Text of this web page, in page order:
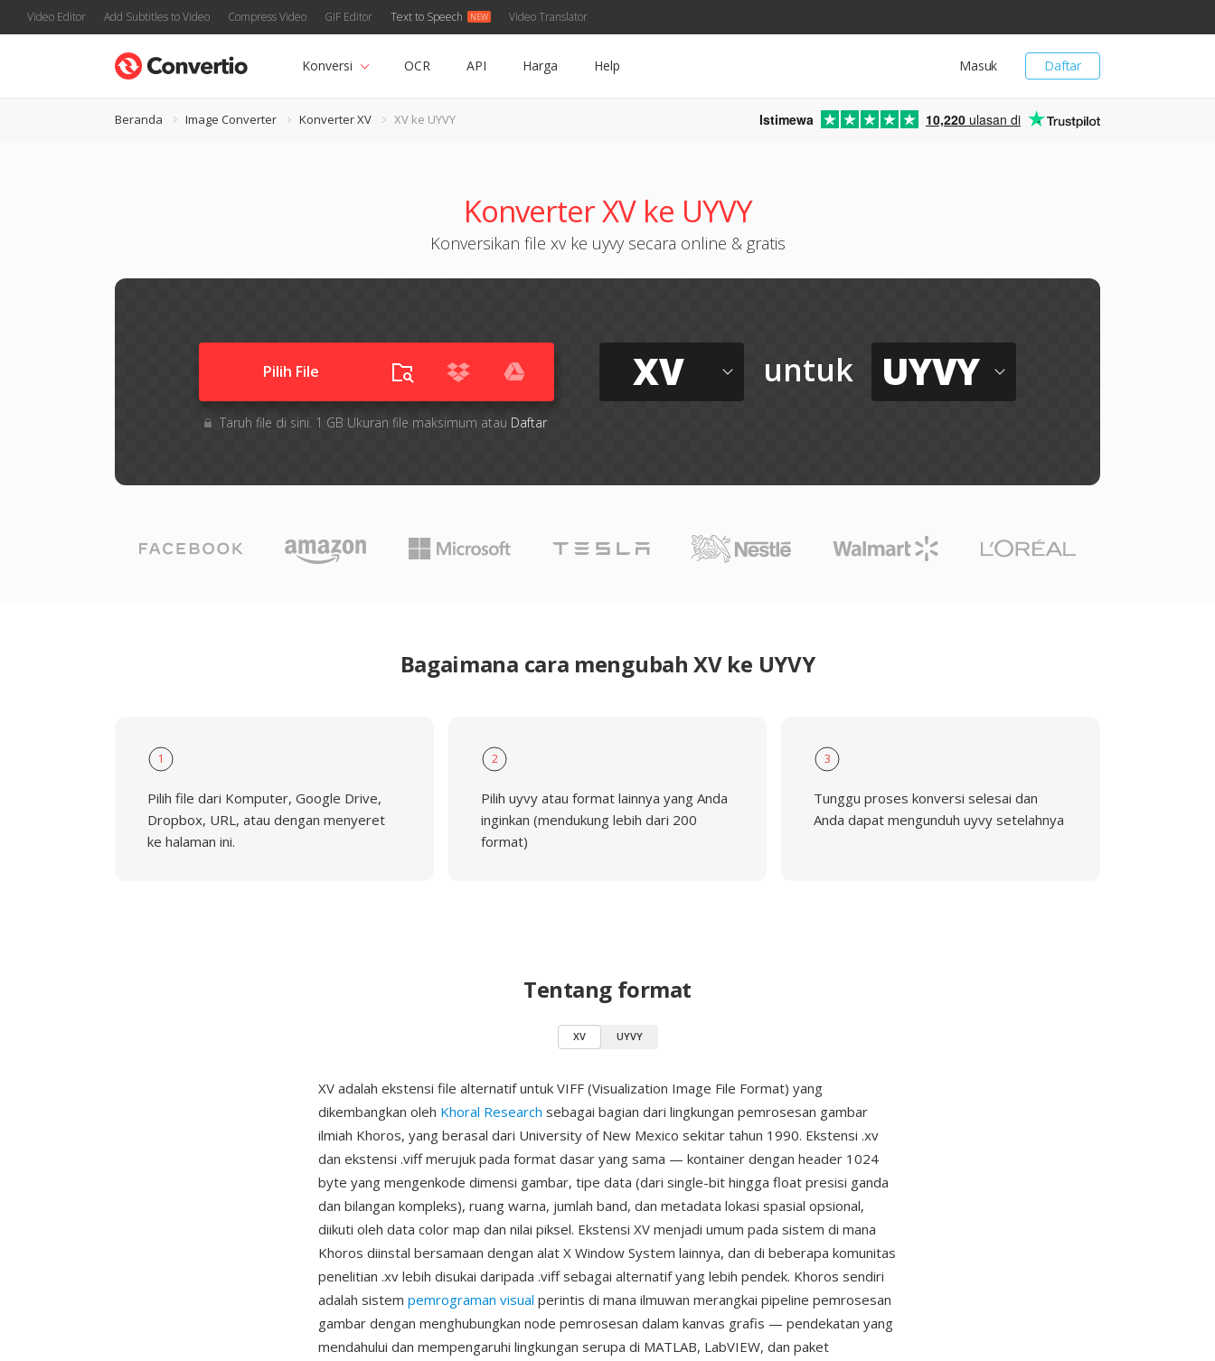
Video Editor Add Subtitles to Video Compress Video GIF Editor Text to Speech Video Translator
Daftar
Masuk
Konversi OCR API Harga Help
Beranda Image Converter Konverter XV XV ke UYVY Istimewa 10,220 ulasan di
Konverter XV ke UYVY
Konversikan file xv ke uyvy secara online & gratis
Pilih File
Taruh file di sini. 1 GB Ukuran file maksimum atau Daftar
XV untuk UYVY
Bagaimana cara mengubah XV ke UYVY
1
Pilih file dari Komputer, Google Drive,
Dropbox, URL, atau dengan menyeret
ke halaman ini.
2
Pilih uyvy atau format lainnya yang Anda
inginkan (mendukung lebih dari 200
format)
3
Tunggu proses konversi selesai dan
Anda dapat mengunduh uyvy setelahnya
Tentang format
XV UYVY
XV adalah ekstensi file alternatif untuk VIFF (Visualization Image File Format) yang
dikembangkan oleh Khoral Research sebagai bagian dari lingkungan pemrosesan gambar
ilmiah Khoros, yang berasal dari University of New Mexico sekitar tahun 1990. Ekstensi .xv
dan ekstensi .viff merujuk pada format dasar yang sama — kontainer dengan header 1024
byte yang mengenkode dimensi gambar, tipe data (dari single-bit hingga float presisi ganda
dan bilangan kompleks), ruang warna, jumlah band, dan metadata lokasi spasial opsional,
diikuti oleh data color map dan nilai piksel. Ekstensi XV menjadi umum pada sistem di mana
Khoros diinstal bersamaan dengan alat X Window System lainnya, dan di beberapa komunitas
penelitian .xv lebih disukai daripada .viff sebagai alternatif yang lebih pendek. Khoros sendiri
adalah sistem pemrograman visual perintis di mana ilmuwan merangkai pipeline pemrosesan
gambar dengan menghubungkan node pemrosesan dalam kanvas grafis — pendekatan yang
mendahului dan mempengaruhi lingkungan serupa di MATLAB, LabVIEW, dan paket